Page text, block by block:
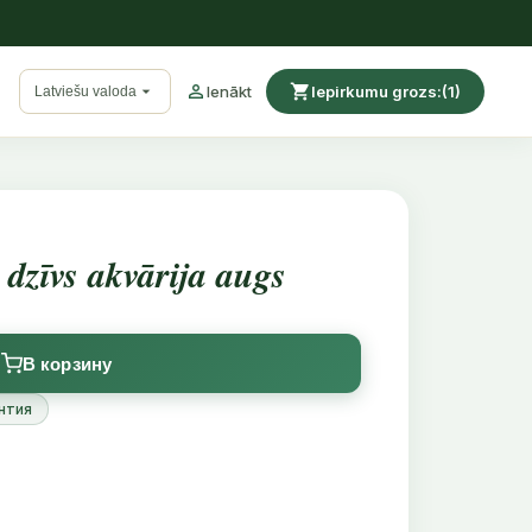
Latviešu valoda  Ienākt shopping_cartIepirkumu grozs:(1)
akvārija augs
В корзину